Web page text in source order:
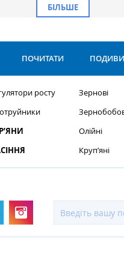
БІЛЬШЕ
ПОЧИТАТИ
росту
Зернові
Олійні
Круп’яні